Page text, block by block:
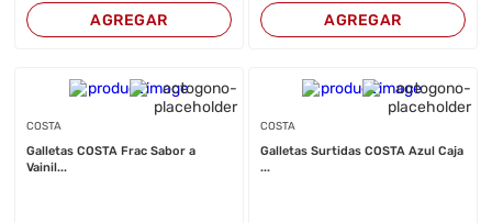
AGREGAR AGREGAR
COSTA
Galletas COSTA Frac Sabor a
Vainil...
COSTA
Galletas Surtidas COSTA Azul Caja
...